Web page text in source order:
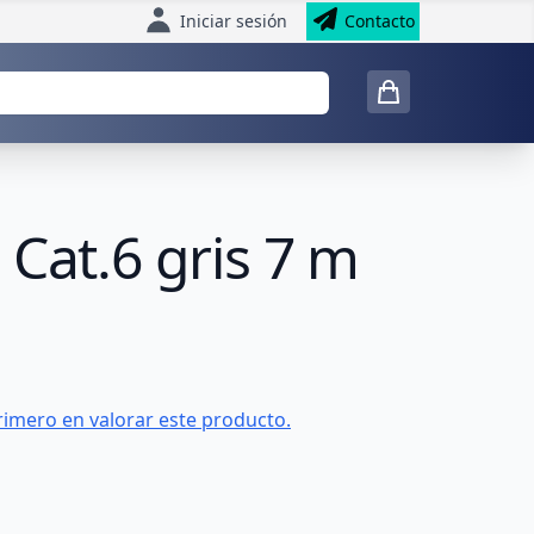
Iniciar sesión Contacto
gris 7 m
en valorar este producto.